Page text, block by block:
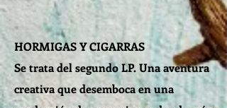
HORMIGAS Y CIGARRAS
Se trata del segundo LP. Una aventura
creativa que desemboca en una